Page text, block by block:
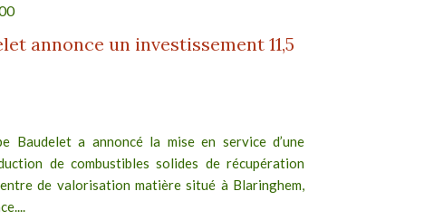
annonce un investissement 11,5
Baudelet a annoncé la mise en service d’une
de combustibles solides de récupération
de valorisation matière situé à Blaringhem,